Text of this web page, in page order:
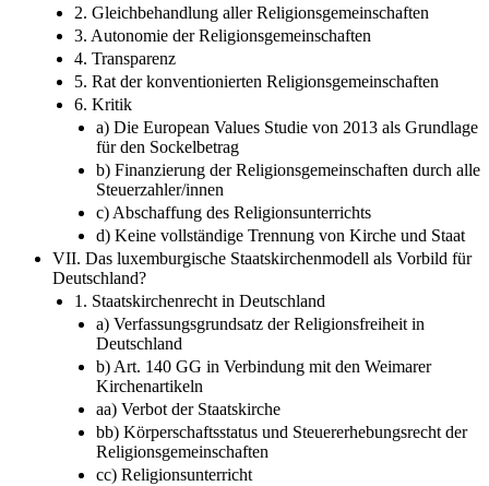
2. Gleichbehandlung aller Religionsgemeinschaften
3. Autonomie der Religionsgemeinschaften
4. Transparenz
5. Rat der konventionierten Religionsgemeinschaften
6. Kritik
a) Die European Values Studie von 2013 als Grundlage
für den Sockelbetrag
b) Finanzierung der Religionsgemeinschaften durch alle
Steuerzahler/innen
c) Abschaffung des Religionsunterrichts
d) Keine vollständige Trennung von Kirche und Staat
VII. Das luxemburgische Staatskirchenmodell als Vorbild für
Deutschland?
1. Staatskirchenrecht in Deutschland
a) Verfassungsgrundsatz der Religionsfreiheit in
Deutschland
b) Art. 140 GG in Verbindung mit den Weimarer
Kirchenartikeln
aa) Verbot der Staatskirche
bb) Körperschaftsstatus und Steuererhebungsrecht der
Religionsgemeinschaften
cc) Religionsunterricht